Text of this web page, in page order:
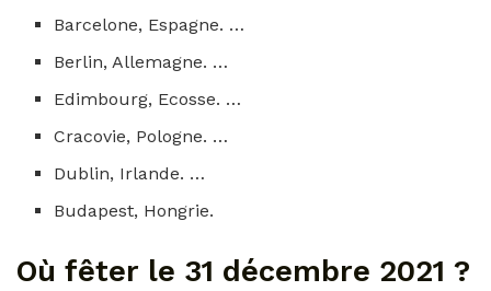
Barcelone, Espagne. …
Berlin, Allemagne. …
Edimbourg, Ecosse. …
Cracovie, Pologne. …
Dublin, Irlande. …
Budapest, Hongrie.
Où fêter le 31 décembre 2021 ?